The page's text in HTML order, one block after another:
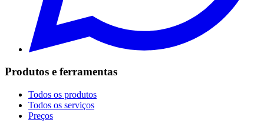
Produtos e ferramentas
Todos os produtos
Todos os serviços
Preços